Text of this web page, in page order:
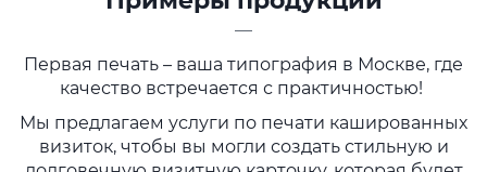
—
Первая печать – ваша типография в Москве, где
качество встречается с практичностью!
Мы предлагаем услуги по печати кашированных
визиток, чтобы вы могли создать стильную и